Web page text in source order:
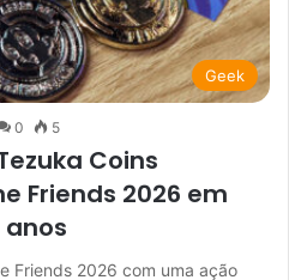
Geek
0 5
Coins
Friends 2026 em
Friends 2026 com uma ação